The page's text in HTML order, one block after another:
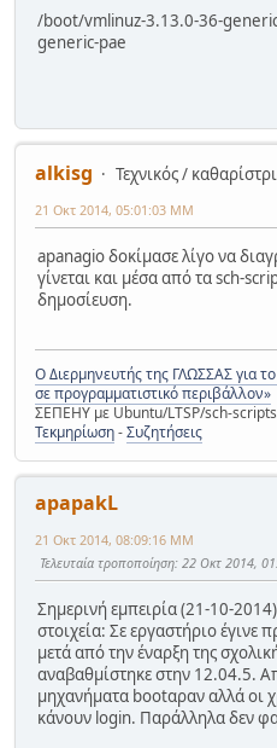
/boot/vmlinuz-3.13.0-36-
generic-pae
alkisg
Τεχνικός /
21 Οκτ 2014, 05:01:03 ΜΜ
apanagio δοκίμασε λίγο να
γίνεται και μέσα από τα sch-
δημοσίευση.
Ο Διερμηνευτής της ΓΛΩΣΣΑΣ για
σε προγραμματιστικό περιβάλλον»
ΣΕΠΕΗΥ με Ubuntu/LTSP/sch-
Τεκμηρίωση-Συζητήσεις
apapakL
21 Οκτ 2014, 08:09:16 ΜΜ
Τελευταία τροποποίηση: 22 Οκτ 2014,
Σημερινή εμπειρία (21-10-
στοιχεία: Σε εργαστήριο
μετά από την έναρξη της
αναβαθμίστηκε στην 12.04.5.
μηχανήματα bootαραν αλλά οι
κάνουν login. Παράλληλα δεν